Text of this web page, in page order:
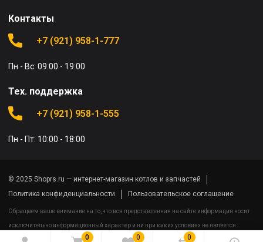
0 0 0
Контакты
+7 (921) 958-1-777
Пн - Вс: 09:00 - 19:00
Тех. поддержка
+7 (921) 958-1-555
Пн - Пт: 10:00 - 18:00
© 2025 Shoprs.ru — интернет-магазин котлов и запчастей
Политика конфиденциальности
Пользовательское соглашение
Обращаем ваше внимание на то, что вся представленная на сайте информация носит
исключительно информационный характер и ни при каких условиях не является
публичной офертой определяемой положениями Статьи 437(2) Гражданского кодекса